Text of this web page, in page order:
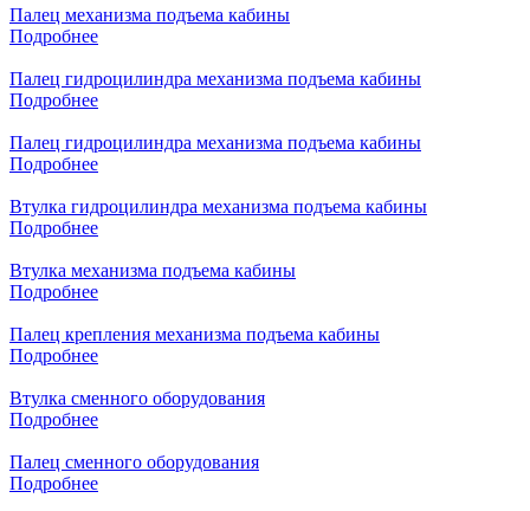
Палец механизма подъема кабины
Подробнее
Палец гидроцилиндра механизма подъема кабины
Подробнее
Палец гидроцилиндра механизма подъема кабины
Подробнее
Втулка гидроцилиндра механизма подъема кабины
Подробнее
Втулка механизма подъема кабины
Подробнее
Палец крепления механизма подъема кабины
Подробнее
Втулка сменного оборудования
Подробнее
Палец сменного оборудования
Подробнее